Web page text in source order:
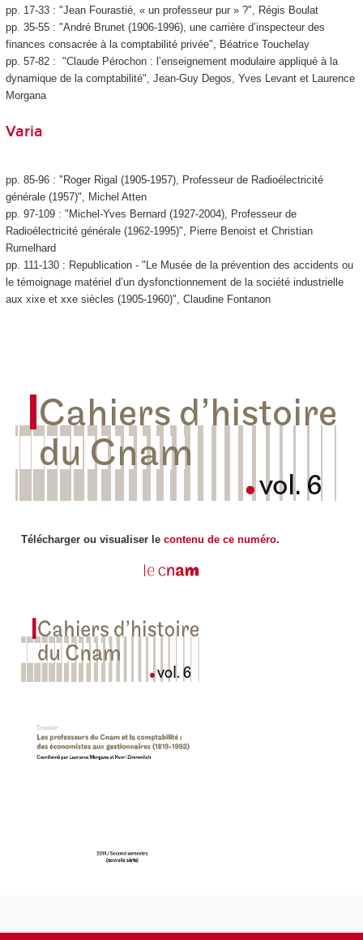
pp. 17-33 : "Jean Fourastié, « un professeur pur » ?", Régis Boulat
pp. 35-55 : "André Brunet (1906-1996), une carrière d’inspecteur des
finances consacrée à la comptabilité privée", Béatrice Touchelay
pp. 57-82 : "Claude Pérochon : l’enseignement modulaire appliqué à la
dynamique de la comptabilité", Jean-Guy Degos, Yves Levant et Laurence
Morgana
Varia
pp. 85-96 : "Roger Rigal (1905-1957), Professeur de Radioélectricité
générale (1957)", Michel Atten
pp. 97-109 : "Michel-Yves Bernard (1927-2004), Professeur de
Radioélectricité générale (1962-1995)", Pierre Benoist et Christian
Rumelhard
pp. 111-130 : Republication - "Le Musée de la prévention des accidents ou
le témoignage matériel d’un dysfonctionnement de la société industrielle
aux xixe et xxe siècles (1905-1960)", Claudine Fontanon
Télécharger ou visualiser le contenu de ce numéro.